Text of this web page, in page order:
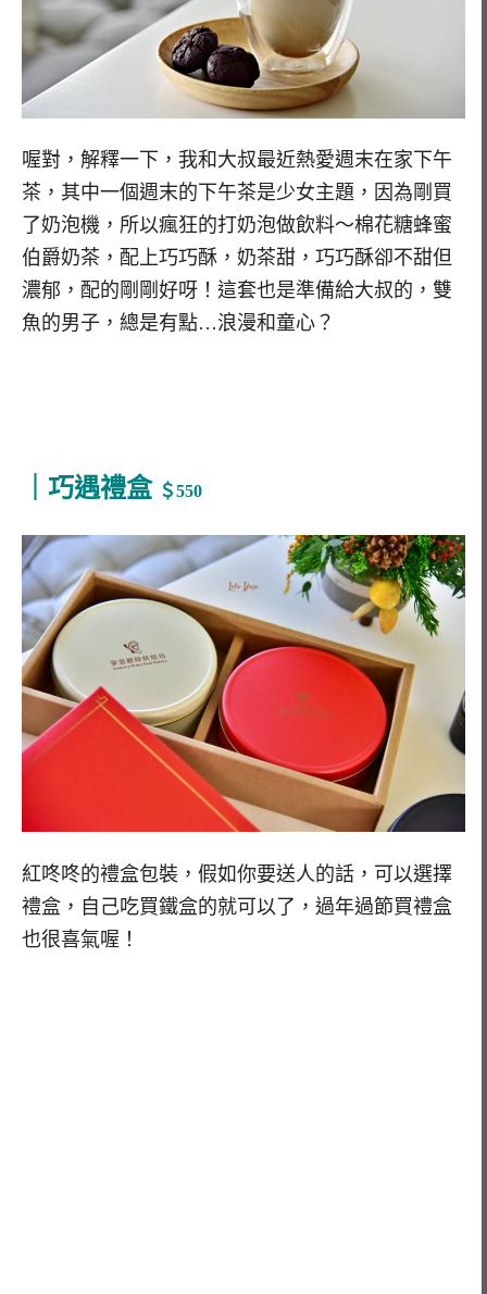
喔對，解釋一下，我和大叔最近熱愛週末在家下午
茶，其中一個週末的下午茶是少女主題，因為剛買
了奶泡機，所以瘋狂的打奶泡做飲料～棉花糖蜂蜜
伯爵奶茶，配上巧巧酥，奶茶甜，巧巧酥卻不甜但
濃郁，配的剛剛好呀！這套也是準備給大叔的，雙
魚的男子，總是有點…浪漫和童心？
｜巧遇禮盒 ＄550
紅咚咚的禮盒包裝，假如你要送人的話，可以選擇
禮盒，自己吃買鐵盒的就可以了，過年過節買禮盒
也很喜氣喔！